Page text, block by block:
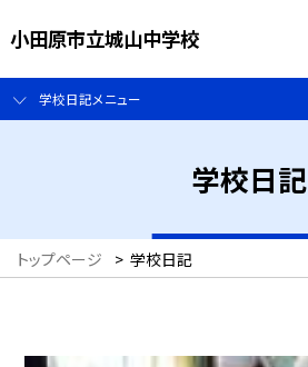
小田原市立城山中学校
学校日記メニュー
学校日記
トップページ > 学校日記